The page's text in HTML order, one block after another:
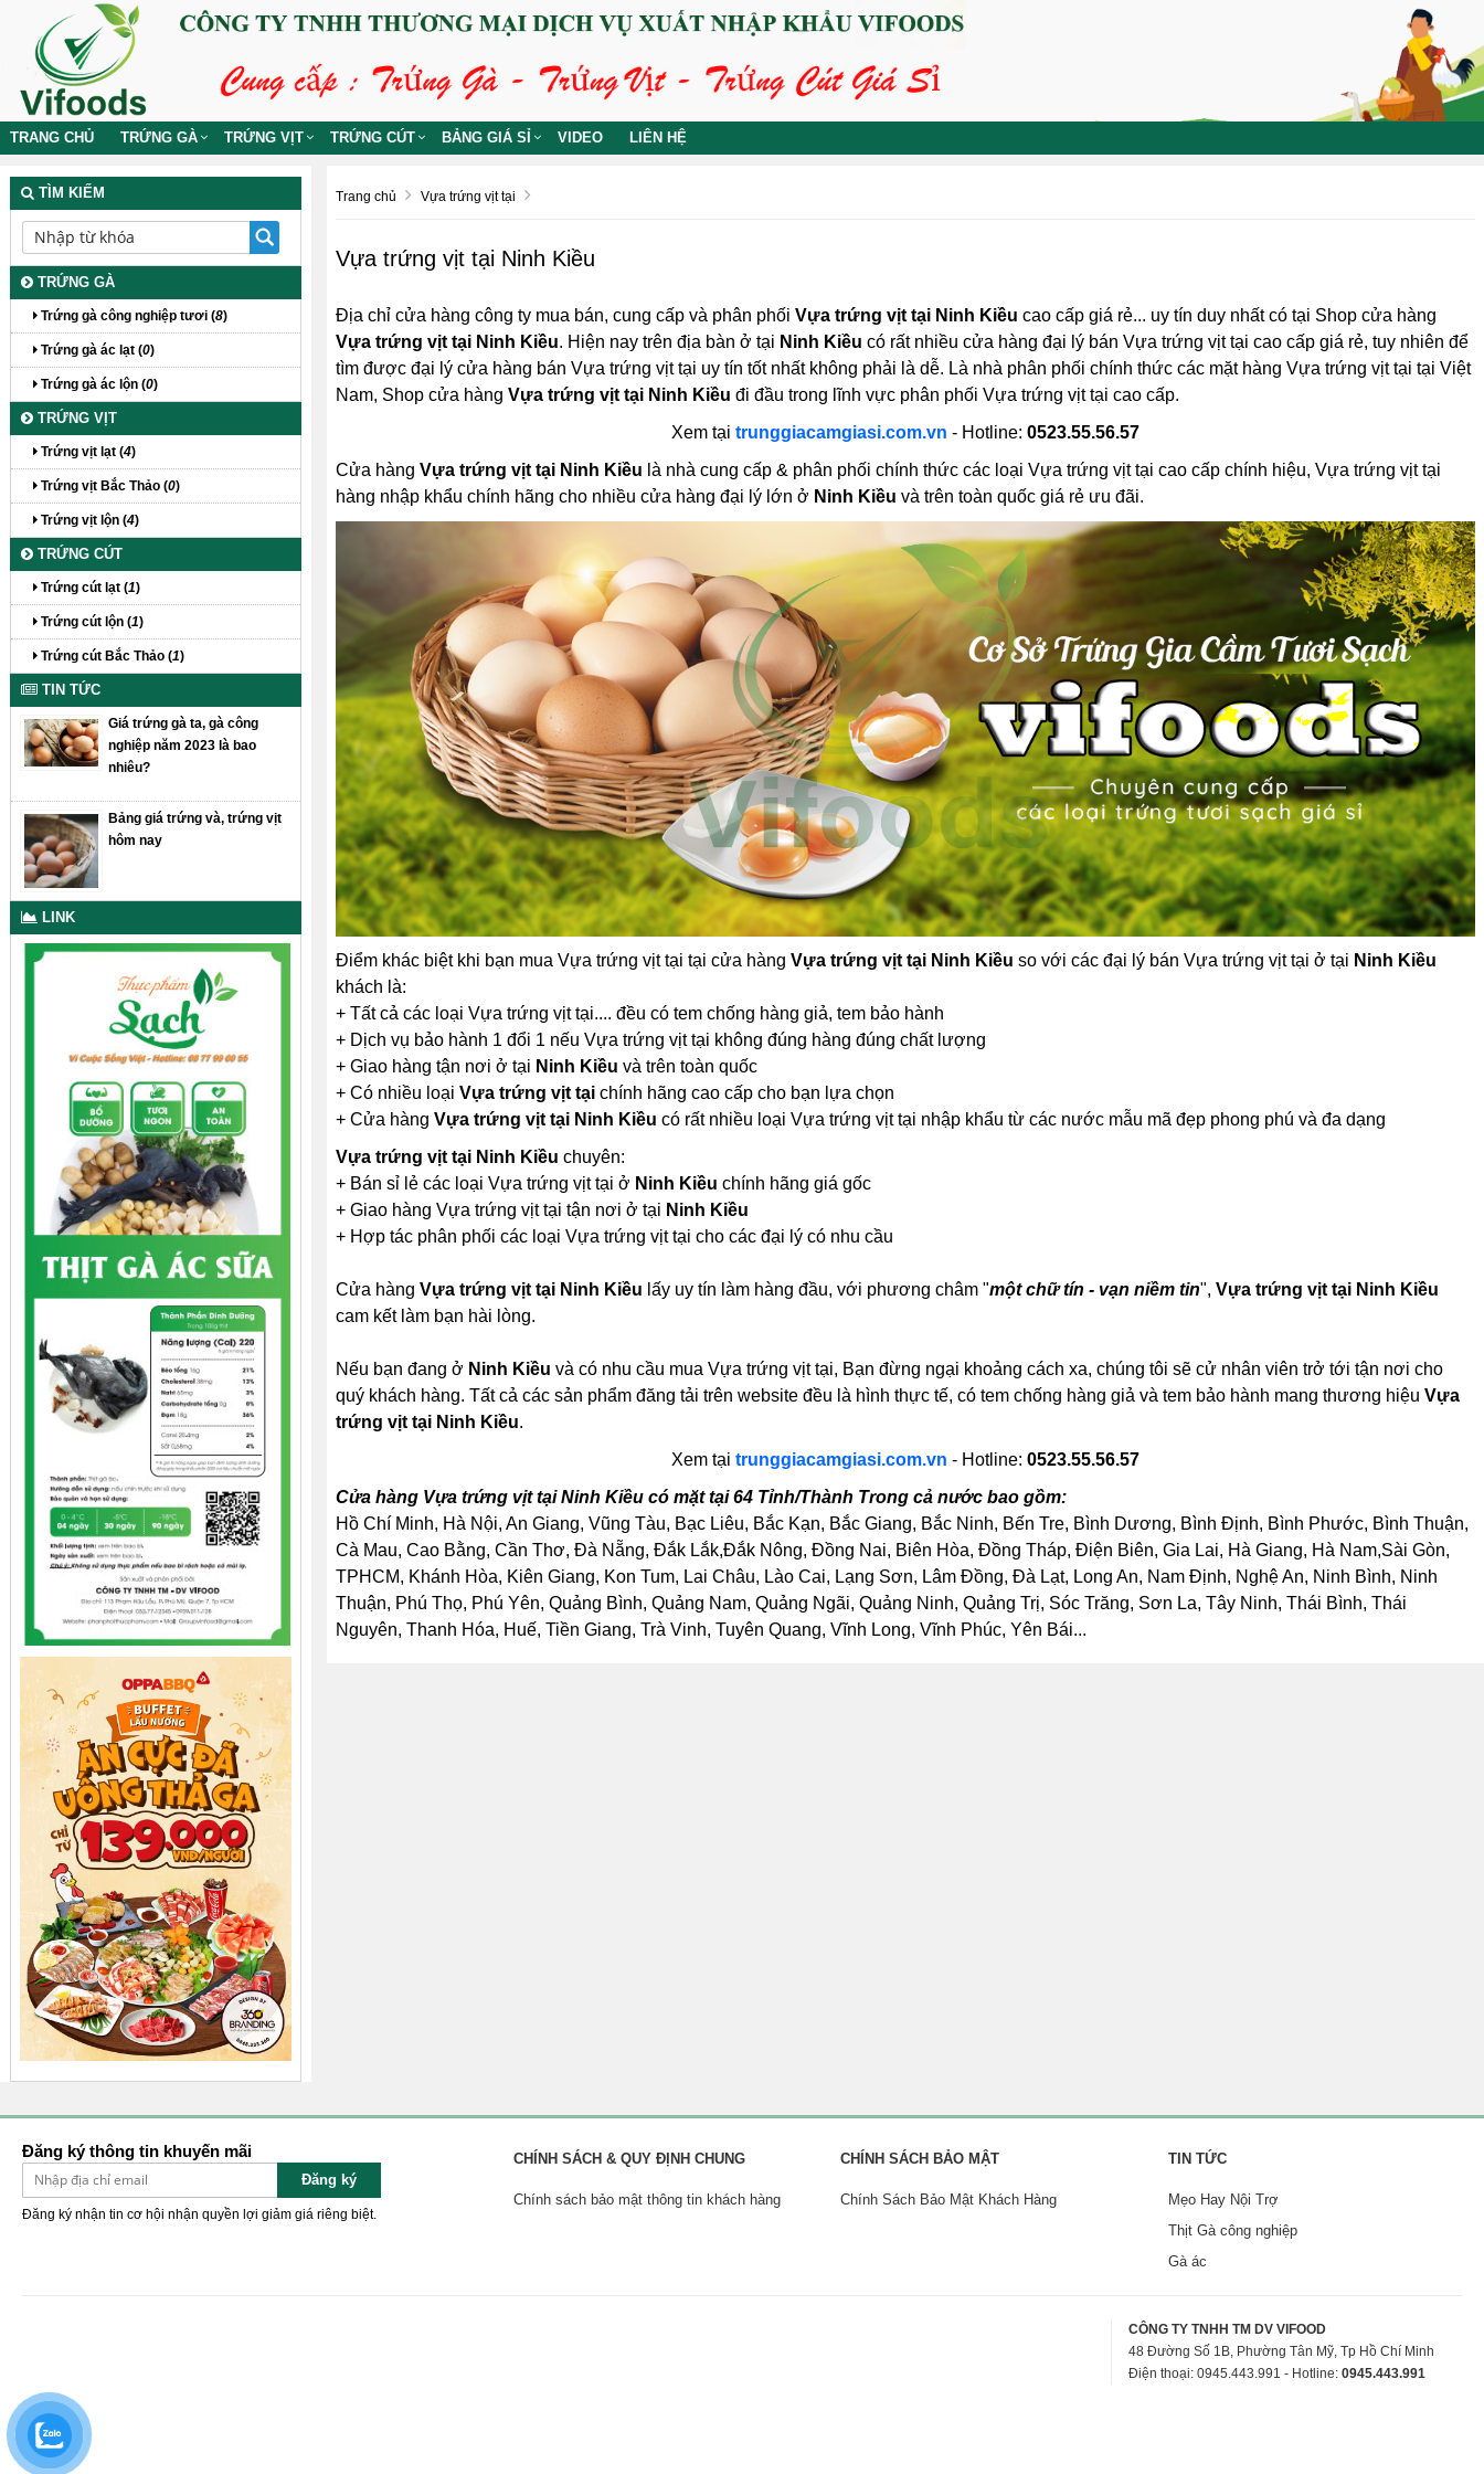
TRANG CHỦ TRỨNG GÀ TRỨNG VỊT TRỨNG CÚT BẢNG GIÁ SỈ VIDEO LIÊN HỆ
Trang chủ Vựa trứng vịt tại
Vựa trứng vịt tại Ninh Kiều
Địa chỉ cửa hàng công ty mua bán, cung cấp và phân phối Vựa trứng vịt tại Ninh Kiều cao cấp giá rẻ... uy tín duy nhất có tại Shop cửa hàng
Vựa trứng vịt tại Ninh Kiều. Hiện nay trên địa bàn ở tại Ninh Kiều có rất nhiều cửa hàng đại lý bán Vựa trứng vịt tại cao cấp giá rẻ, tuy nhiên để
tìm được đại lý cửa hàng bán Vựa trứng vịt tại uy tín tốt nhất không phải là dễ. Là nhà phân phối chính thức các mặt hàng Vựa trứng vịt tại tại Việt
Nam, Shop cửa hàng Vựa trứng vịt tại Ninh Kiều đi đầu trong lĩnh vực phân phối Vựa trứng vịt tại cao cấp.
Xem tại trunggiacamgiasi.com.vn - Hotline: 0523.55.56.57
Cửa hàng Vựa trứng vịt tại Ninh Kiều là nhà cung cấp & phân phối chính thức các loại Vựa trứng vịt tại cao cấp chính hiệu, Vựa trứng vịt tại
hàng nhập khẩu chính hãng cho nhiều cửa hàng đại lý lớn ở Ninh Kiều và trên toàn quốc giá rẻ ưu đãi.
Điểm khác biệt khi bạn mua Vựa trứng vịt tại tại cửa hàng Vựa trứng vịt tại Ninh Kiều so với các đại lý bán Vựa trứng vịt tại ở tại Ninh Kiều
khách là:
+ Tất cả các loại Vựa trứng vịt tại.... đều có tem chống hàng giả, tem bảo hành
+ Dịch vụ bảo hành 1 đổi 1 nếu Vựa trứng vịt tại không đúng hàng đúng chất lượng
+ Giao hàng tận nơi ở tại Ninh Kiều và trên toàn quốc
+ Có nhiều loại Vựa trứng vịt tạichính hãng cao cấp cho bạn lựa chọn
+ Cửa hàng Vựa trứng vịt tại Ninh Kiều có rất nhiều loại Vựa trứng vịt tại nhập khẩu từ các nước mẫu mã đẹp phong phú và đa dạng
Vựa trứng vịt tại Ninh Kiều chuyên:
+ Bán sỉ lẻ các loại Vựa trứng vịt tại ở Ninh Kiều chính hãng giá gốc
+ Giao hàng Vựa trứng vịt tại tận nơi ở tại Ninh Kiều
+ Hợp tác phân phối các loại Vựa trứng vịt tại cho các đại lý có nhu cầu
Cửa hàng Vựa trứng vịt tại Ninh Kiều lấy uy tín làm hàng đầu, với phương châm "một chữ tín - vạn niềm tin", Vựa trứng vịt tại Ninh Kiều
cam kết làm bạn hài lòng.
Nếu bạn đang ở Ninh Kiều và có nhu cầu mua Vựa trứng vịt tại, Bạn đừng ngại khoảng cách xa, chúng tôi sẽ cử nhân viên trở tới tận nơi cho
quý khách hàng. Tất cả các sản phẩm đăng tải trên website đều là hình thực tế, có tem chống hàng giả và tem bảo hành mang thương hiệu Vựa
trứng vịt tại Ninh Kiều.
Xem tại trunggiacamgiasi.com.vn - Hotline: 0523.55.56.57
Cửa hàng Vựa trứng vịt tại Ninh Kiều có mặt tại 64 Tỉnh/Thành Trong cả nước bao gồm:
Hồ Chí Minh, Hà Nội, An Giang, Vũng Tàu, Bạc Liêu, Bắc Kạn, Bắc Giang, Bắc Ninh, Bến Tre, Bình Dương, Bình Định, Bình Phước, Bình Thuận,
Cà Mau, Cao Bằng, Cần Thơ, Đà Nẵng, Đắk Lắk,Đắk Nông, Đồng Nai, Biên Hòa, Đồng Tháp, Điện Biên, Gia Lai, Hà Giang, Hà Nam,Sài Gòn,
TPHCM, Khánh Hòa, Kiên Giang, Kon Tum, Lai Châu, Lào Cai, Lạng Sơn, Lâm Đồng, Đà Lạt, Long An, Nam Định, Nghệ An, Ninh Bình, Ninh
Thuận, Phú Thọ, Phú Yên, Quảng Bình, Quảng Nam, Quảng Ngãi, Quảng Ninh, Quảng Trị, Sóc Trăng, Sơn La, Tây Ninh, Thái Bình, Thái
Nguyên, Thanh Hóa, Huế, Tiền Giang, Trà Vinh, Tuyên Quang, Vĩnh Long, Vĩnh Phúc, Yên Bái...
TÌM KIẾM
TRỨNG GÀ
Trứng gà công nghiệp tươi (8)
Trứng gà ác lạt (0)
Trứng gà ác lộn (0)
TRỨNG VỊT
Trứng vịt lạt (4)
Trứng vịt Bắc Thảo (0)
Trứng vịt lộn (4)
TRỨNG CÚT
Trứng cút lạt (1)
Trứng cút lộn (1)
Trứng cút Bắc Thảo (1)
TIN TỨC
Giá trứng gà ta, gà công
nghiệp năm 2023 là bao
nhiêu?
Bảng giá trứng và, trứng vịt
hôm nay
LINK
Đăng ký thông tin khuyến mãi
Đăng ký
Đăng ký nhận tin cơ hội nhận quyền lợi giảm giá riêng biệt.
CHÍNH SÁCH & QUY ĐỊNH CHUNG
Chính sách bảo mật thông tin khách hàng
CHÍNH SÁCH BẢO MẬT
Chính Sách Bảo Mật Khách Hàng
TIN TỨC
Mẹo Hay Nội Trợ
Thịt Gà công nghiệp
Gà ác
CÔNG TY TNHH TM DV VIFOOD
48 Đường Số 1B, Phường Tân Mỹ, Tp Hồ Chí Minh
Điện thoại: 0945.443.991 - Hotline: 0945.443.991